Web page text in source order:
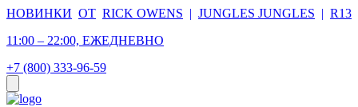
НОВИНКИ ОТ RICK OWENS | JUNGLES JUNGLES | R13
11:00 – 22:00, ЕЖЕДНЕВНО
+7 (800) 333-96-59